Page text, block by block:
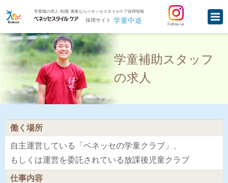
学童職の求人･転職･募集ならベネッセスタイルケア採用情報
採用サイト 学童中途 Follow us
学童補助スタッフ
の求人
働く場所
自主運営している「ベネッセの学童クラブ」、
もしくは運営を委託されている放課後児童クラブ
仕事内容